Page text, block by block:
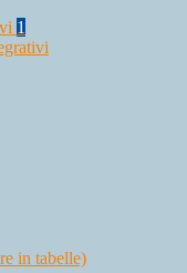
1
in tabelle)